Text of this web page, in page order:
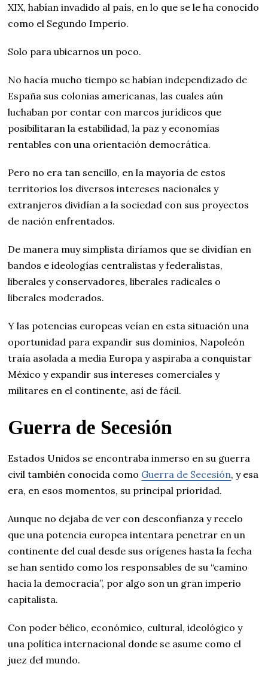
XIX, habían invadido al país, en lo que se le ha conocido
como el Segundo Imperio.
Solo para ubicarnos un poco.
No hacía mucho tiempo se habían independizado de
España sus colonias americanas, las cuales aún
luchaban por contar con marcos jurídicos que
posibilitaran la estabilidad, la paz y economías
rentables con una orientación democrática.
Pero no era tan sencillo, en la mayoría de estos
territorios los diversos intereses nacionales y
extranjeros dividían a la sociedad con sus proyectos
de nación enfrentados.
De manera muy simplista diríamos que se dividían en
bandos e ideologías centralistas y federalistas,
liberales y conservadores, liberales radicales o
liberales moderados.
Y las potencias europeas veían en esta situación una
oportunidad para expandir sus dominios, Napoleón
traía asolada a media Europa y aspiraba a conquistar
México y expandir sus intereses comerciales y
militares en el continente, así de fácil.
Guerra de Secesión
Estados Unidos se encontraba inmerso en su guerra
civil también conocida como Guerra de Secesión, y esa
era, en esos momentos, su principal prioridad.
Aunque no dejaba de ver con desconfianza y recelo
que una potencia europea intentara penetrar en un
continente del cual desde sus orígenes hasta la fecha
se han sentido como los responsables de su “camino
hacia la democracia”, por algo son un gran imperio
capitalista.
Con poder bélico, económico, cultural, ideológico y
una política internacional donde se asume como el
juez del mundo.